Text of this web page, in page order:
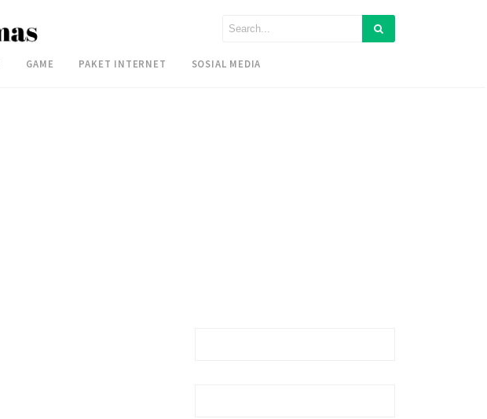
GAME PAKET INTERNET SOSIAL MEDIA